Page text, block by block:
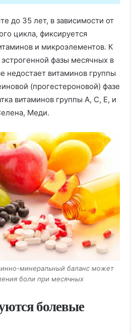
до 35 лет, в зависимости от
цикла, фиксируется
и микроэлементов. К
фазы месячных в
недостает витаминов группы
(прогестероновой) фазе
витаминов группы А, С, Е, и
Меди.
минеральный баланс может
боли при месячных
болевые